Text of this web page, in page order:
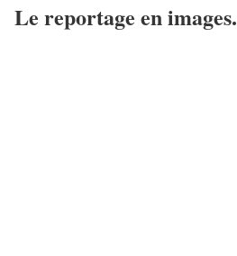
Le reportage en images.